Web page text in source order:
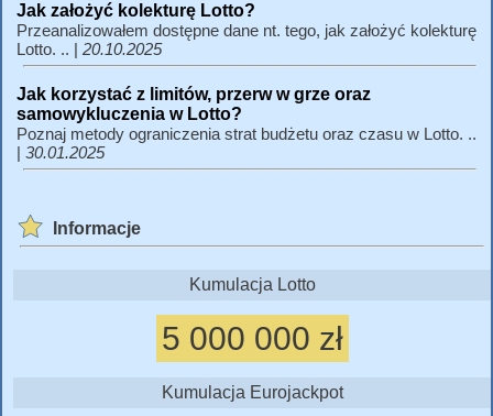
Jak założyć kolekturę Lotto?
Przeanalizowałem dostępne dane nt. tego, jak założyć kolekturę
Lotto. .. | 20.10.2025
Jak korzystać z limitów, przerw w grze oraz
samowykluczenia w Lotto?
Poznaj metody ograniczenia strat budżetu oraz czasu w Lotto. ..
| 30.01.2025
Informacje
Kumulacja Lotto
5 000 000 zł
Kumulacja Eurojackpot